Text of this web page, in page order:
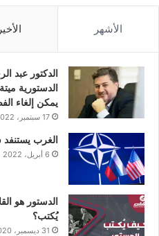
و
ك
ر
الأشهر
الدكتور عبد
الدستورية
يمكن إلغاء
17 سبتمبر، 2022
الغرب
6 أبريل، 2022
الدستور هو
يُكتب؟
31 ديسمبر، 2020